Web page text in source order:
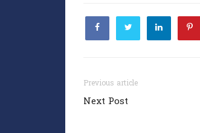
Previous article
Next Post